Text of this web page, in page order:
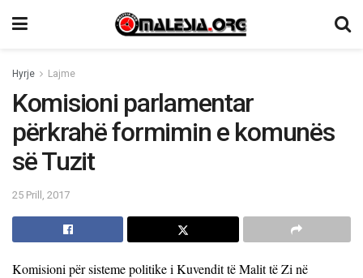
Hyrje Lajme
Komisioni parlamentar
përkrahë formimin e komunës
së Tuzit
25 Prill, 2017
Komisioni për sisteme politike i Kuvendit të Malit të Zi në